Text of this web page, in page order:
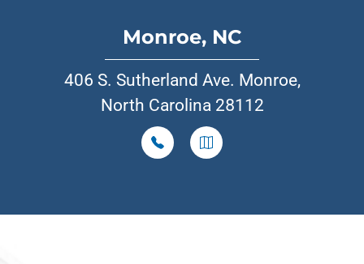
Monroe, NC
406 S. Sutherland Ave. Monroe,
North Carolina 28112